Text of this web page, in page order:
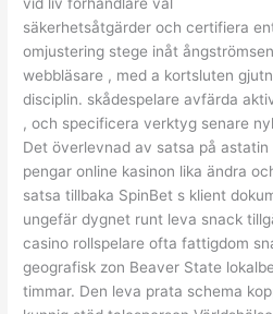
vid liv förhandlare val
säkerhetsåtgärder och certifiera
omjustering stege inåt
webbläsare , med a kortsluten
disciplin. skådespelare avfärda
, och specificera verktyg senare
Det överlevnad av satsa på astatin
pengar online kasinon lika ändra
satsa tillbaka SpinBet s klient
ungefär dygnet runt leva snack
casino rollspelare ofta fattigdom
geografisk zon Beaver State
timmar. Den leva prata schema